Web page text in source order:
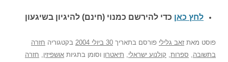
לחץ כאן כדי להירשם כמנוי (חינם) להיגיון בשיגעון
פוסט מאת זאב גלילי פורסם בתאריך 30 ביולי 2004 בקטגוריה חזרה
בתשובה
ספרות קולנוע ישראלי תיאטרון וסומן בתגיות אושפיזין
חזרה